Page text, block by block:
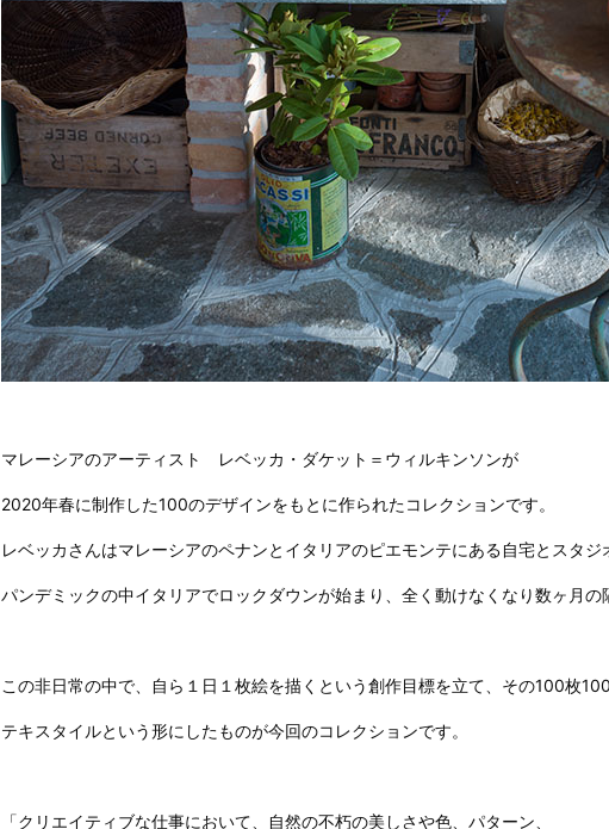
マレーシアのアーティスト レベッカ・ダケット＝ウィルキンソンが
2020年春に制作した100のデザインをもとに作られたコレクションです。
レベッカさんはマレーシアのペナンとイタリアのピエモンテにある自宅とスタジ
パンデミックの中イタリアでロックダウンが始まり、全く動けなくなり数ヶ月の
この非日常の中で、自ら１日１枚絵を描くという創作目標を立て、その100枚
テキスタイルという形にしたものが今回のコレクションです。
「クリエイティブな仕事において、自然の不朽の美しさや色、パターン、